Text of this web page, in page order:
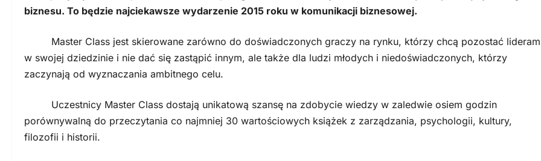
biznesu. To będzie najciekawsze wydarzenie 2015 roku w komunikacji biznesowej.
Master Class jest skierowane zarówno do doświadczonych graczy na rynku, którzy chcą pozostać
w swojej dziedzinie i nie dać się zastąpić innym, ale także dla ludzi młodych i niedoświadczonych, którzy
zaczynają od wyznaczania ambitnego celu.
Uczestnicy Master Class dostają unikatową szansę na zdobycie wiedzy w zaledwie osiem godzin
porównywalną do przeczytania co najmniej 30 wartościowych książek z zarządzania, psychologii, kultury,
filozofii i historii.